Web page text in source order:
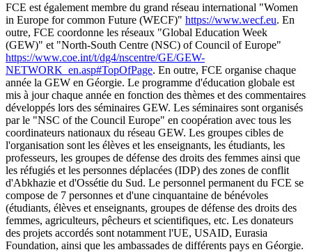
FCE est également membre du grand réseau international "Women
in Europe for common Future (WECF)" https://www.wecf.eu. En
outre, FCE coordonne les réseaux "Global Education Week
(GEW)" et "North-South Centre (NSC) of Council of Europe"
https://www.coe.int/t/dg4/nscentre/GE/GEW-
NETWORK_en.asp#TopOfPage. En outre, FCE organise chaque
année la GEW en Géorgie. Le programme d'éducation globale est
mis à jour chaque année en fonction des thèmes et des commentaires
développés lors des séminaires GEW. Les séminaires sont organisés
par le "NSC of the Council Europe" en coopération avec tous les
coordinateurs nationaux du réseau GEW. Les groupes cibles de
l'organisation sont les élèves et les enseignants, les étudiants, les
professeurs, les groupes de défense des droits des femmes ainsi que
les réfugiés et les personnes déplacées (IDP) des zones de conflit
d'Abkhazie et d'Ossétie du Sud. Le personnel permanent du FCE se
compose de 7 personnes et d'une cinquantaine de bénévoles
(étudiants, élèves et enseignants, groupes de défense des droits des
femmes, agriculteurs, pêcheurs et scientifiques, etc. Les donateurs
des projets accordés sont notamment l'UE, USAID, Eurasia
Foundation, ainsi que les ambassades de différents pays en Géorgie.